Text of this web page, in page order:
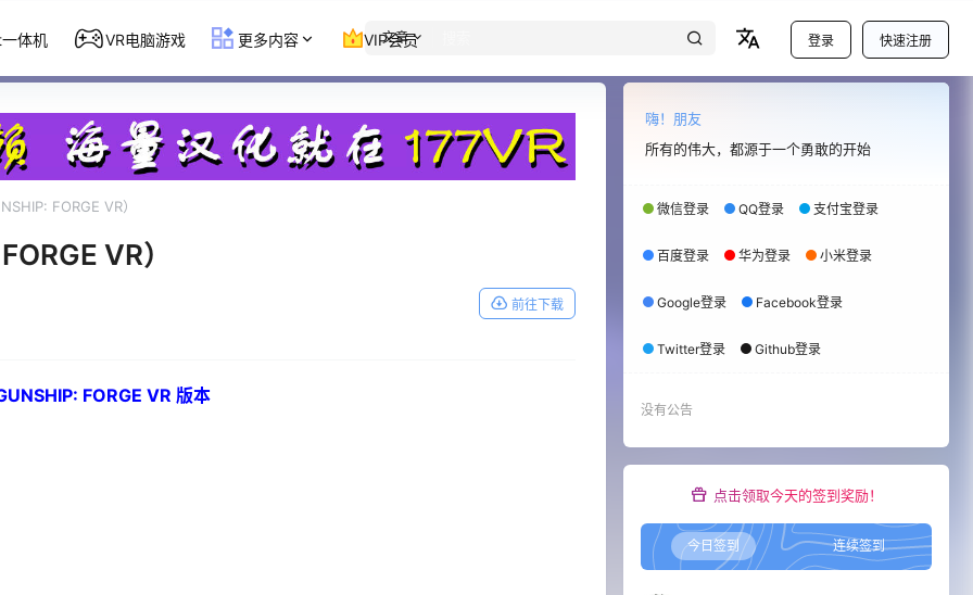
文章 登录 快速注册
体机 VR电脑游戏 更多内容 VIP会员
FORGE VR）
VR）
前往下载
FORGE VR 版本
嗨！朋友
所有的伟大，都源于一个勇敢的开始
微信登录 QQ登录 支付宝登录
百度登录 华为登录 小米登录
Google登录 Facebook登录
Twitter登录 Github登录
没有公告
点击领取今天的签到奖励！
今日签到 连续签到